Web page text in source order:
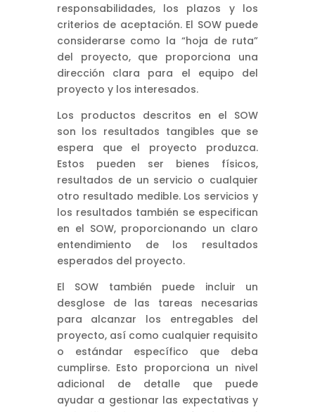
responsabilidades, los plazos y los
criterios de aceptación. El SOW puede
considerarse como la “hoja de ruta”
del proyecto, que proporciona una
dirección clara para el equipo del
proyecto y los interesados.
Los productos descritos en el SOW
son los resultados tangibles que se
espera que el proyecto produzca.
Estos pueden ser bienes físicos,
resultados de un servicio o cualquier
otro resultado medible. Los servicios y
los resultados también se especifican
en el SOW, proporcionando un claro
entendimiento de los resultados
esperados del proyecto.
El SOW también puede incluir un
desglose de las tareas necesarias
para alcanzar los entregables del
proyecto, así como cualquier requisito
o estándar específico que deba
cumplirse. Esto proporciona un nivel
adicional de detalle que puede
ayudar a gestionar las expectativas y